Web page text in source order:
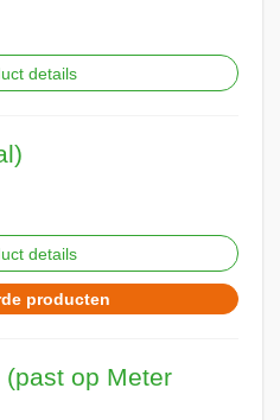
details
details
producten
(past op Meter